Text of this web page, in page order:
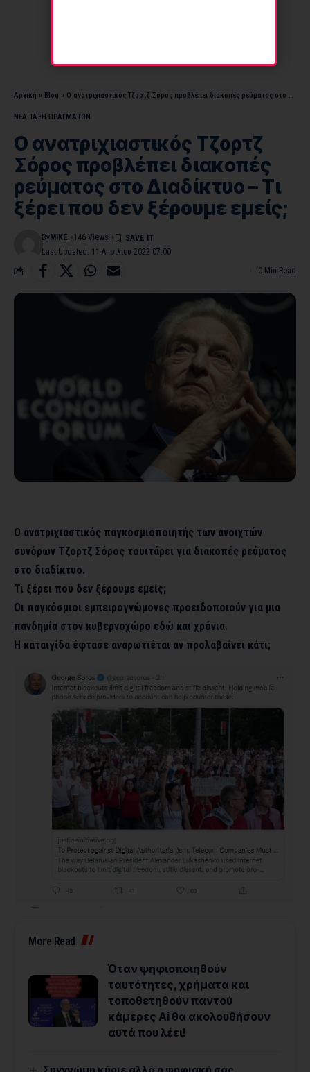
Αρχική » Blog » Ο ανατριχιαστικός Τζορτζ Σόρος προβλέπει διακοπές ρεύματος στο Διαδίκτυο – Τι ξέρει που δεν ξέρουμε εμείς;
ΝΕΑ ΤΑΞΗ ΠΡΑΓΜΑΤΩΝ
Ο ανατριχιαστικός Τζορτζ
Σόρος προβλέπει διακοπές
ρεύματος στο Διαδίκτυο – Τι
ξέρει που δεν ξέρουμε εμείς;
Last Updated: 11 Απριλίου 2022 07:00
By MIKE 146 Views
0 Min Read
Ο ανατριχιαστικός παγκοσμιοποιητής των ανοιχτών
συνόρων Τζορτζ Σόρος τουιτάρει για διακοπές ρεύματος
στο διαδίκτυο.
Τι ξέρει που δεν ξέρουμε εμείς;
Οι παγκόσμιοι εμπειρογνώμονες προειδοποιούν για μια
πανδημία στον κυβερνοχώρο εδώ και χρόνια.
Η καταιγίδα έφτασε αναρωτιέται αν προλαβαίνει κάτι;
More Read
Όταν ψηφιοποιηθούν
ταυτότητες, χρήματα και
τοποθετηθούν παντού
κάμερες Ai θα ακολουθήσουν
αυτά που λέει!